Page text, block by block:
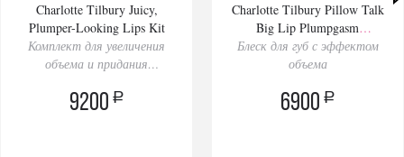
Charlotte Tilbury Juicy,
Plumper-Looking Lips Kit
Комплект для увеличения
объема и придания
9200 a
Charlotte Tilbury Pillow Talk
Big Lip Plumpgasm
Strawberry Chocolate 5.5ml
Блеск для губ с эффектом
объема
6900 a